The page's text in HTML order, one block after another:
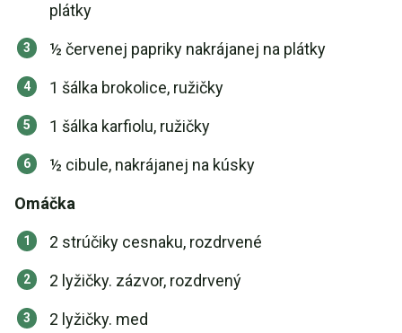
plátky
½ červenej papriky nakrájanej na plátky
1 šálka brokolice, ružičky
1 šálka karfiolu, ružičky
½ cibule, nakrájanej na kúsky
Omáčka
2 strúčiky cesnaku, rozdrvené
2 lyžičky. zázvor, rozdrvený
2 lyžičky. med